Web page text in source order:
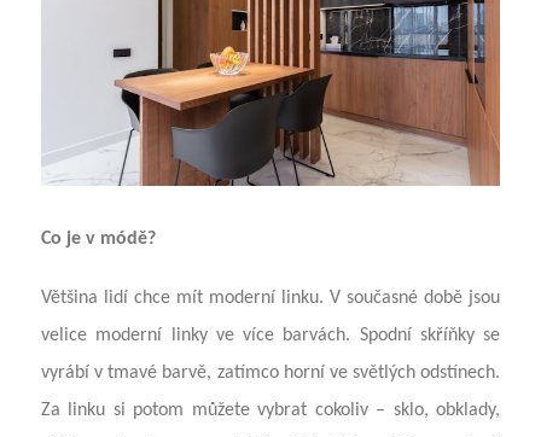
Co je v módě?
Většina lidí chce mít moderní linku. V současné době jsou
velice moderní linky ve více barvách. Spodní skříňky se
vyrábí v tmavé barvě, zatímco horní ve světlých odstínech.
Za linku si potom můžete vybrat cokoliv – sklo, obklady,